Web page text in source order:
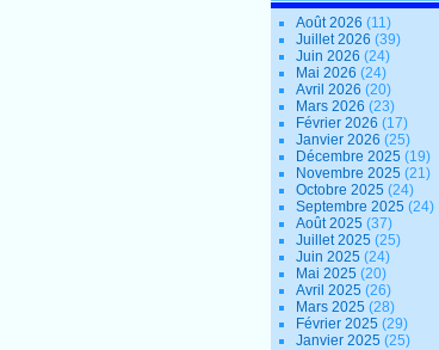
Août 2026 (11)
Juillet 2026 (39)
Juin 2026 (24)
Mai 2026 (24)
Avril 2026 (20)
Mars 2026 (23)
Février 2026 (17)
Janvier 2026 (25)
Décembre 2025 (19)
Novembre 2025 (21)
Octobre 2025 (24)
Septembre 2025 (24)
Août 2025 (37)
Juillet 2025 (25)
Juin 2025 (24)
Mai 2025 (20)
Avril 2025 (26)
Mars 2025 (28)
Février 2025 (29)
Janvier 2025 (25)